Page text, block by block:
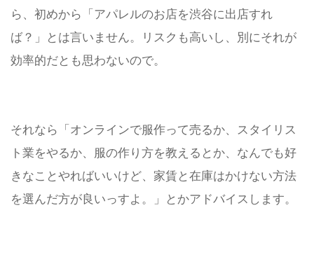
ら、初めから「アパレルのお店を渋谷に出店すれ
ば？」とは言いません。リスクも高いし、別にそれが
効率的だとも思わないので。
それなら「オンラインで服作って売るか、スタイリス
ト業をやるか、服の作り方を教えるとか、なんでも好
きなことやればいいけど、家賃と在庫はかけない方法
を選んだ方が良いっすよ。」とかアドバイスします。